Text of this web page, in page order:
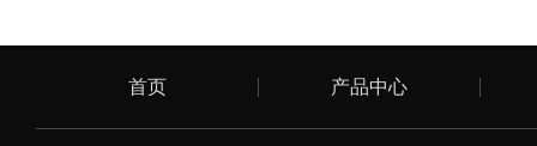
首页 产品中心